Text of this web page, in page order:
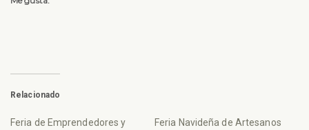
Relacionado
Feria de Emprendedores y
Feria Navideña de Artesanos